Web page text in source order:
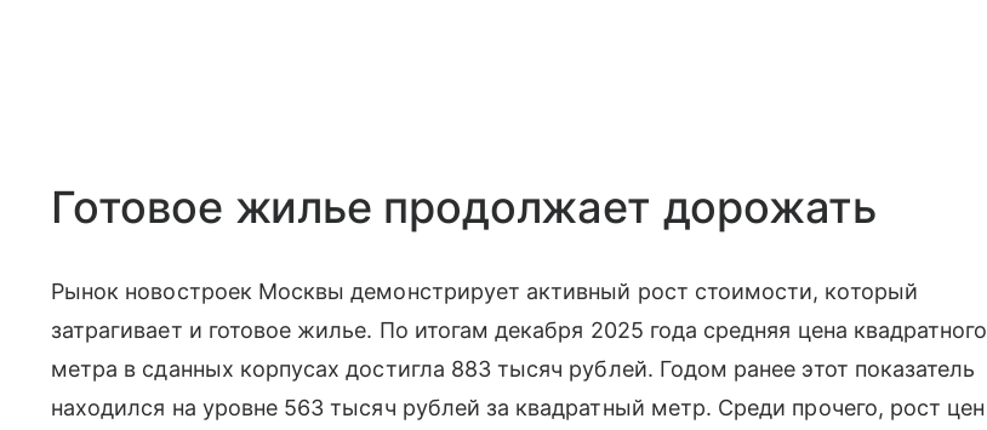
Готовое жилье продолжает дорожать
Рынок новостроек Москвы демонстрирует активный рост стоимости, который
затрагивает и готовое жилье. По итогам декабря 2025 года средняя цена квадратного
метра в сданных корпусах достигла 883 тысяч рублей. Годом ранее этот показатель
находился на уровне 563 тысяч рублей за квадратный метр. Среди прочего, рост цен